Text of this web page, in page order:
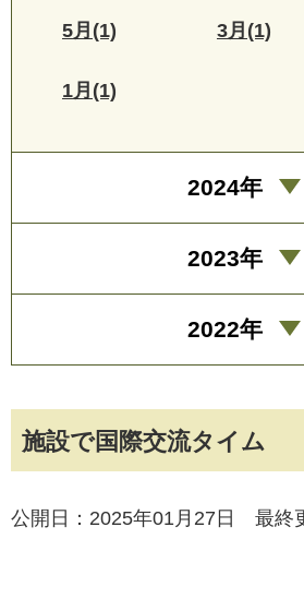
施設で国際交流タイム
公開日：2025年01月27日 最終
5月(1) 3月(1)
1月(1)
2024年
2023年
2022年